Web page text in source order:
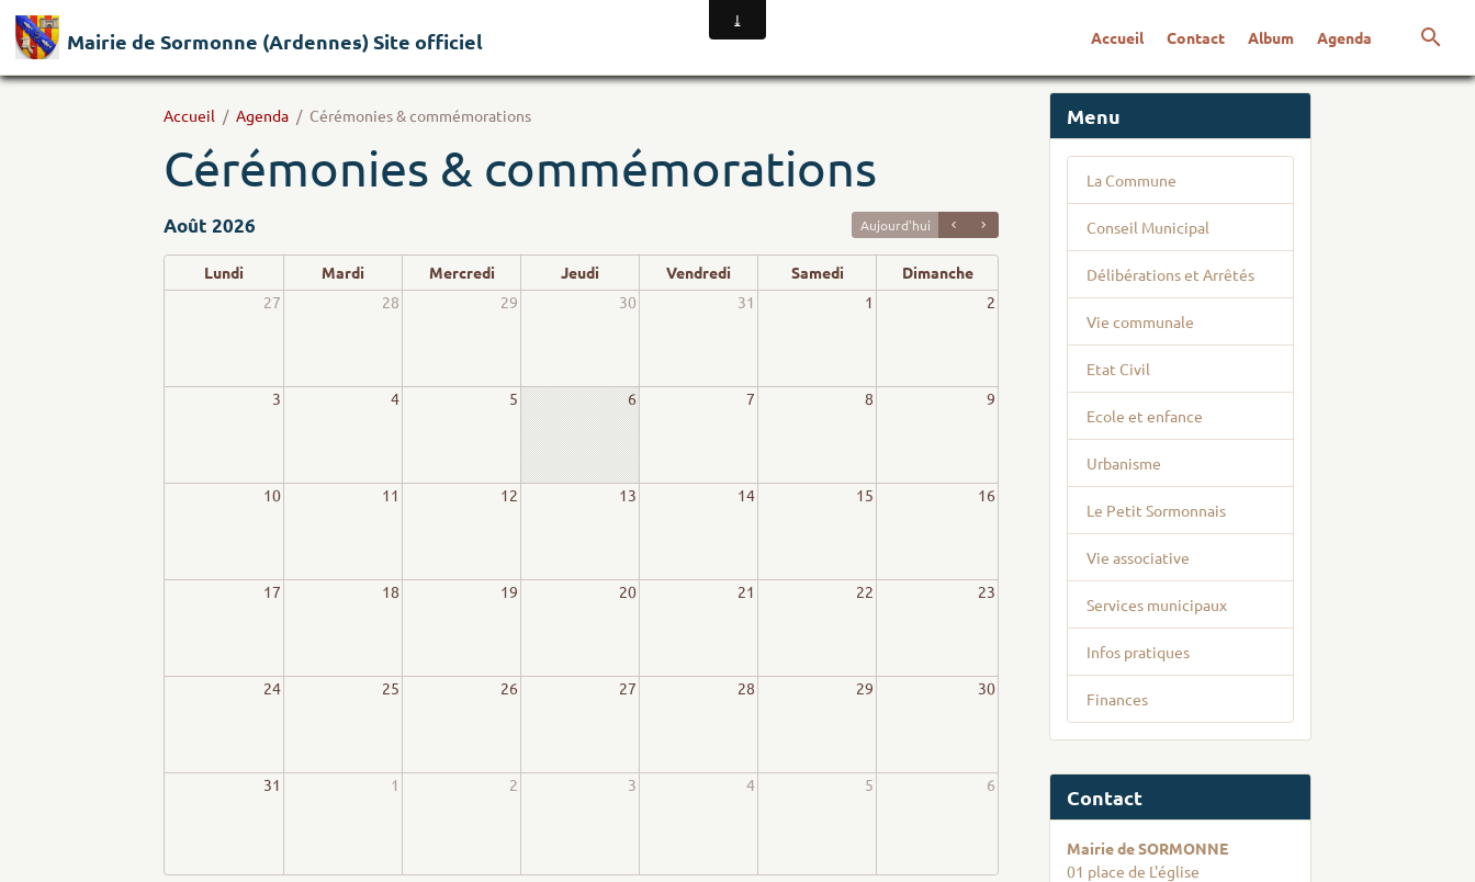
Mairie de Sormonne (Ardennes) Site officiel Accueil Contact Album Agenda
Accueil Agenda Cérémonies & commémorations
Cérémonies & commémorations
Août 2026 Aujourd'hui
Lundi Mardi Mercredi Jeudi Vendredi Samedi
Dimanche
27
28 29 30 31 1 2
3 4 5 6 7 8 9
10 11 12 13 14 15 16
17 18 19 20 21 22 23
24 25 26 27 28 29 30
31 1 2 3 4 5 6
Menu
La Commune
Conseil Municipal
Délibérations et Arrêtés
Vie communale
Etat Civil
Ecole et enfance
Urbanisme
Le Petit Sormonnais
Vie associative
Services municipaux
Infos pratiques
Finances
Contact
Mairie de SORMONNE
01 place de L'église